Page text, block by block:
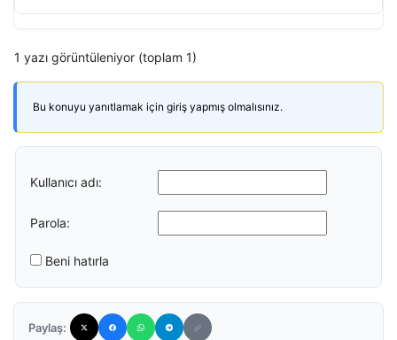
1 yazı görüntüleniyor (toplam 1)
Bu konuyu yanıtlamak için giriş yapmış olmalısınız.
Kullanıcı adı:
Parola:
Beni hatırla
Paylaş: